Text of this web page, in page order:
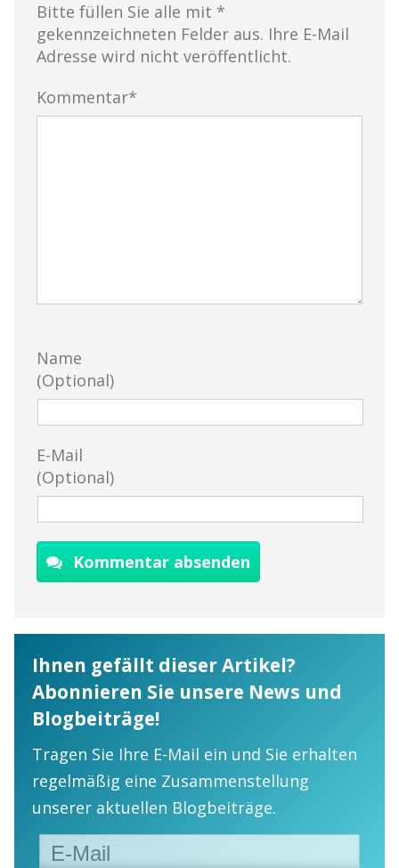
Bitte füllen Sie alle mit *
gekennzeichneten Felder aus. Ihre E-Mail
Adresse wird nicht veröffentlicht.
Kommentar*
Name
(Optional)
E-Mail
(Optional)
Kommentar absenden
Ihnen gefällt dieser Artikel?
Abonnieren Sie unsere News und
Blogbeiträge!
Tragen Sie Ihre E-Mail ein und Sie erhalten
regelmäßig eine Zusammenstellung
unserer aktuellen Blogbeiträge.